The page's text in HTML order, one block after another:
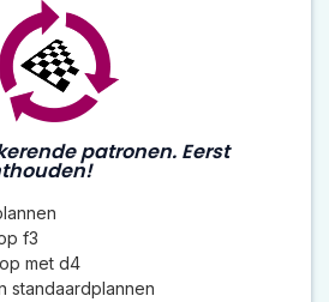
patronen. Eerst
f3
met d4
standaardplannen